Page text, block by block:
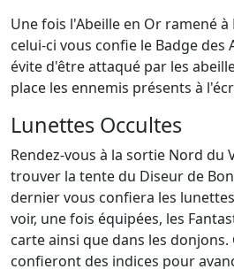
Une fois l'Abeille en Or ramené
celui-ci vous confie le Badge des
évite d'être attaqué par les
place les ennemis présents à
Lunettes Occultes
Rendez-vous à la sortie Nord du
trouver la tente du Diseur de
dernier vous confiera les
voir, une fois équipées, les
carte ainsi que dans les donjons.
confieront des indices pour